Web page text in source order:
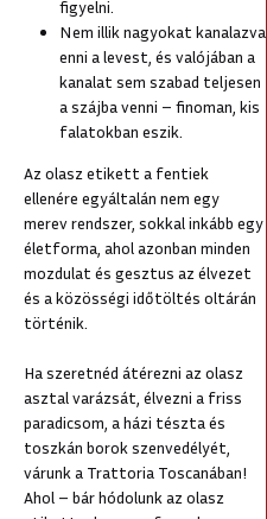
figyelni.
Nem illik nagyokat kanalazva
enni a levest, és valójában a
kanalat sem szabad teljesen
a szájba venni – finoman, kis
falatokban eszik.
Az olasz etikett a fentiek
ellenére egyáltalán nem egy
merev rendszer, sokkal inkább egy
életforma, ahol azonban minden
mozdulat és gesztus az élvezet
és a közösségi időtöltés oltárán
történik.
Ha szeretnéd átérezni az olasz
asztal varázsát, élvezni a friss
paradicsom, a házi tészta és
toszkán borok szenvedélyét,
várunk a Trattoria Toscanában!
Ahol – bár hódolunk az olasz